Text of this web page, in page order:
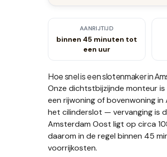
AANRIJTIJD
binnen 45 minuten tot
een uur
Hoe snel is een slotenmaker in
Onze dichtstbijzijnde monteur is
een rijwoning of bovenwoning
het cilinderslot — vervanging is
Amsterdam Oost ligt op circa
daarom in de regel binnen 45
voorrijkosten.